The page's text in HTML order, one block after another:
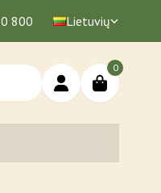
800 Lietuvių
0